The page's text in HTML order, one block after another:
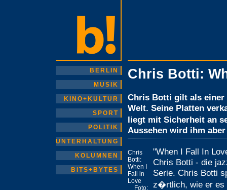
BERLIN
MUSIK
KINO+KULTUR
SPORT
POLITIK
UNTERHALTUNG
KOLUMNEN
BITS+BYTES
Chris Botti:
Chris Botti gilt als einer
Welt. Seine Platten
liegt mit Sicherheit an
Aussehen wird ihm
Chris
Botti:
When I
Fall in
Love
Foto:
"When I Fall In
Chris Botti - die
Serie. Chris Botti
z�rtlich, wie er es